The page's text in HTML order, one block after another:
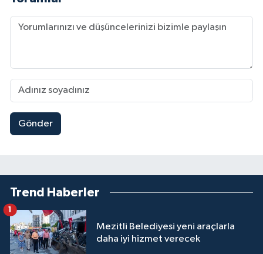
Gönder
Trend Haberler
Mezitli Belediyesi yeni araçlarla
daha iyi hizmet verecek
1